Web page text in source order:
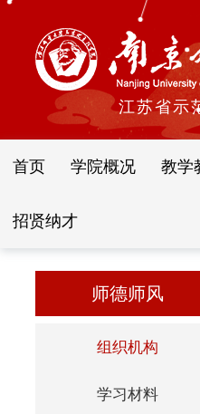
江苏省示
首页 学院概况 教学
招贤纳才
师德师风
组织机构
学习材料